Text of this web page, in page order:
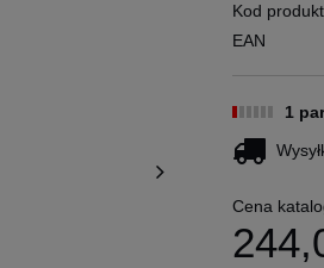
Kod
EAN
1
Cena